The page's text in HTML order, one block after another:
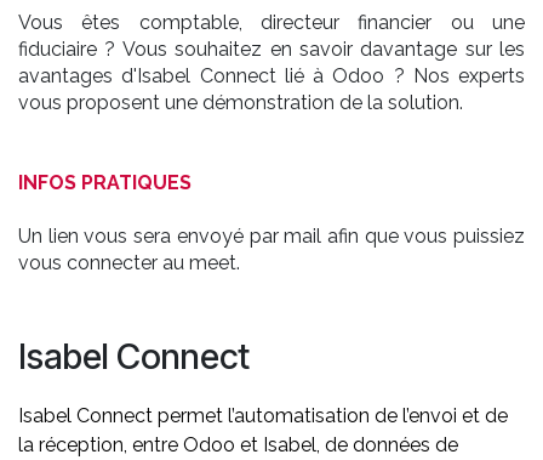
Vous êtes comptable, directeur financier ou une
fiduciaire ? Vous souhaitez en savoir davantage sur les
avantages d'Isabel Connect lié à Odoo ? Nos experts
vous proposent une démonstration de la solution.
INFOS PRATIQUES
Un lien vous sera envoyé par mail afin que vous puissiez
vous connecter au meet.
Isabel Connect
Isabel Connect permet l’automatisation de l’envoi et de
la réception, entre Odoo et Isabel, de données de